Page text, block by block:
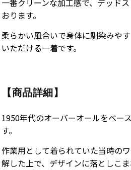
一番クリーンな加工感で、デッド
おります。
柔らかい風合いで身体に馴染みや
いただける一着です。
【商品詳細】
1950年代のオーバーオールをベー
す。
作業用として着られていた当時の
解した上で、デザインに落としこま